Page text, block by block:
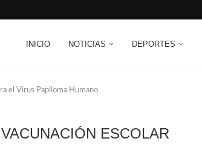
INICIO NOTICIAS DEPORTES
el Virus Papiloma Humano
ESCOLAR